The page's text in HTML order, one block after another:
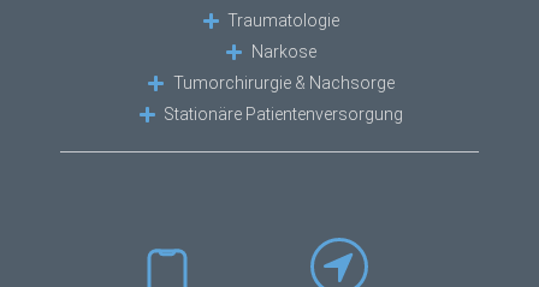
Traumatologie
Narkose
Tumorchirurgie & Nachsorge
Stationäre Patientenversorgung